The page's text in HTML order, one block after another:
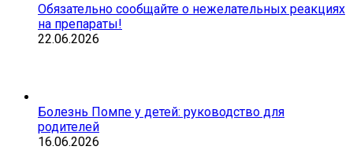
Обязательно сообщайте о нежелательных реакциях
на препараты!
22.06.2026
Болезнь Помпе у детей: руководство для
родителей
16.06.2026